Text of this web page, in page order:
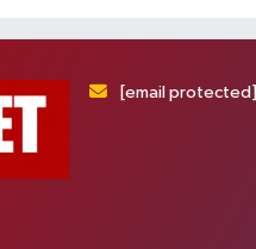
[email protected]